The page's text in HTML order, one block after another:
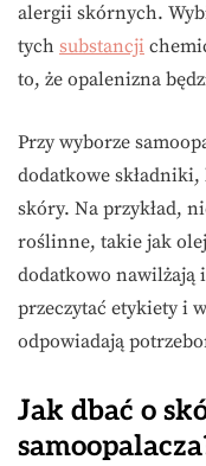
alergii skórnych.
tych substancji
to, że opalenizna
Przy wyborze
dodatkowe
skóry. Na przykład,
roślinne, takie jak
dodatkowo nawilżają
przeczytać etykiety i
odpowiadają
Jak dbać o